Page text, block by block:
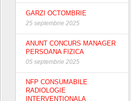
GARZI OCTOMBRIE
25 septembrie 2025
ANUNT CONCURS MANAGER
PERSOANA FIZICA
05 septembrie 2025
NFP CONSUMABILE
RADIOLOGIE
INTERVENTIONALA